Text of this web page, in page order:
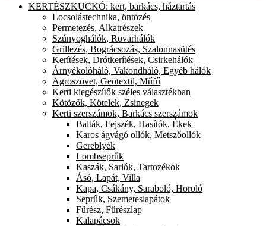
KERTÉSZKUCKÓ: kert, barkács, háztartás
Locsolástechnika, öntözés
Permetezés, Alkatrészek
Szúnyoghálók, Rovarhálók
Grillezés, Bográcsozás, Szalonnasütés
Kerítések, Drótkerítések, Csirkehálók
Árnyékolóháló, Vakondháló, Egyéb hálók
Agroszövet, Geotextil, Műfű
Kerti kiegészítők széles választékban
Kötözők, Kötelek, Zsinegek
Kerti szerszámok, Barkács szerszámok
Balták, Fejszék, Hasítók, Ékek
Karos ágvágó ollók, Metszőollók
Gereblyék
Lombseprűk
Kaszák, Sarlók, Tartozékok
Ásó, Lapát, Villa
Kapa, Csákány, Saraboló, Horoló
Seprűk, Szemeteslapátok
Fűrész, Fűrészlap
Kalapácsok